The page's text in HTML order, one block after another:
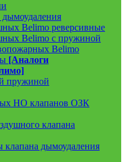
Belimo реверсивные
Belimo с пружиной
Belimo
[Аналоги
пружиной
НО клапанов ОЗК
клапана
дымоудаления